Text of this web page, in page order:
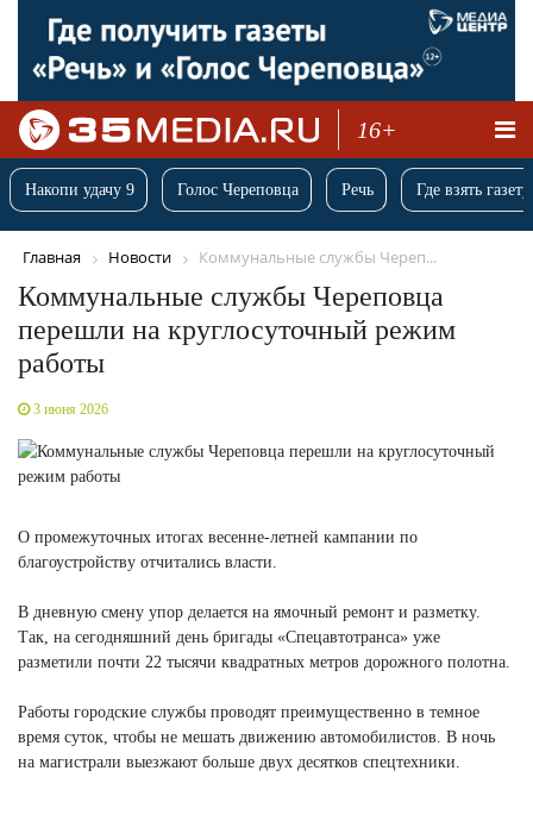
16+
Накопи удачу 9 Голос Череповца Речь Где взять
Главная Новости Коммунальные службы Череп...
Коммунальные службы Череповца
перешли на круглосуточный режим
работы
3 июня 2026
О промежуточных итогах весенне-летней кампании по
благоустройству отчитались власти.
В дневную смену упор делается на ямочный ремонт и разметку.
Так, на сегодняшний день бригады «Спецавтотранса» уже
разметили почти 22 тысячи квадратных метров дорожного полотна.
Работы городские службы проводят преимущественно в темное
время суток, чтобы не мешать движению автомобилистов. В ночь
на магистрали выезжают больше двух десятков спецтехники.